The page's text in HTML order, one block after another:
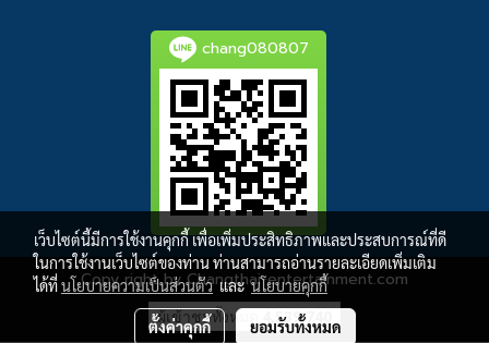
chang080807
Copy right by Changthai-entertainment.com
ผู้เข้าชมทั้งหมด 4,539,740
เว็บไซต์นี้มีการใช้งานคุกกี้ เพื่อเพิ่มประสิทธิภาพและประสบการณ์ที่ดี
ในการใช้งานเว็บไซต์ของท่าน ท่านสามารถอ่านรายละเอียดเพิ่มเติม
ได้ที่นโยบายความเป็นส่วนตัวและนโยบายคุกกี้
ตั้งค่าคุกกี้ ยอมรับทั้งหมด